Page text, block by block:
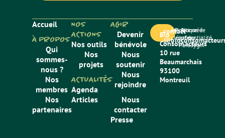
Accueil
À PROPOS
Qui
sommes-
nous ?
Nos
membres
Nos
partenaires
NOS
ACTIONS
Nos outils
Nos
projets
ACTUALITÉS
Agenda
Articles
AGIR
Devenir
bénévole
Nous
soutenir
Nous
rejoindre
Nous
contacter
Presse
Bio
Consom’acteurs
10 rue
Beaumarchais
93100
Montreuil
contact
Mentions
légales
Politique de
confidentialité
Site créé
par
Paradygm